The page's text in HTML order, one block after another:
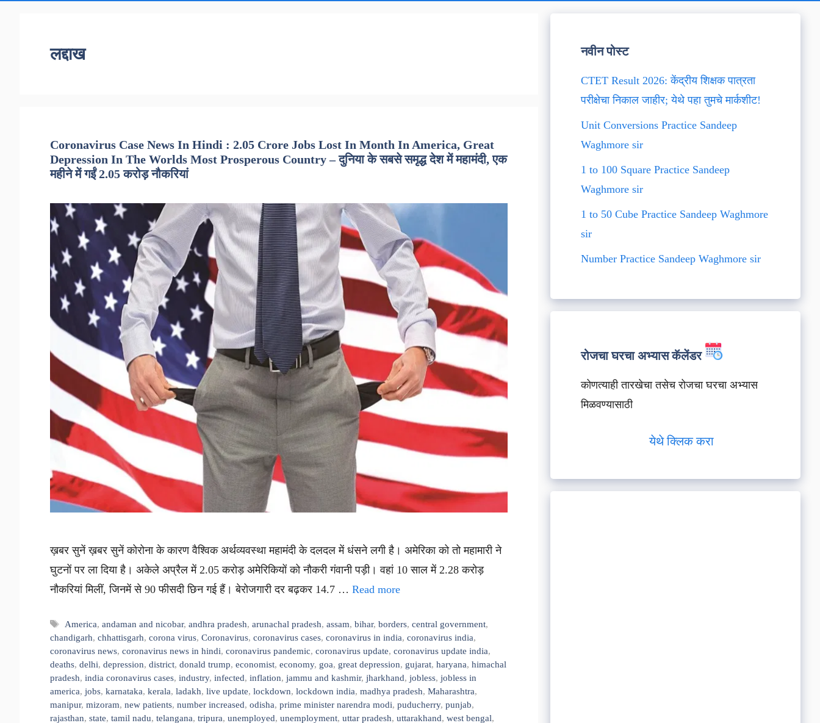
लद्दाख
Coronavirus Case News In Hindi : 2.05 Crore Jobs Lost In Month In America, Great
Depression In The Worlds Most Prosperous Country – दुनिया के सबसे समृद्ध देश में महामंदी, एक
महीने में गईं 2.05 करोड़ नौकरियां
ख़बर सुनें ख़बर सुनें कोरोना के कारण वैश्विक अर्थव्यवस्था महामंदी के दलदल में धंसने लगी है। अमेरिका को तो महामारी ने
घुटनों पर ला दिया है। अकेले अप्रैल में 2.05 करोड़ अमेरिकियों को नौकरी गंवानी पड़ी। वहां 10 साल में 2.28 करोड़
नौकरियां मिलीं, जिनमें से 90 फीसदी छिन गई हैं। बेरोजगारी दर बढ़कर 14.7 … Read more
Tags
America,andaman and nicobar,andhra pradesh,arunachal pradesh,assam,bihar,borders,central government,
chandigarh, chhattisgarh, corona virus, Coronavirus, coronavirus cases, coronavirus in india, coronavirus india,
coronavirus news, coronavirus news in hindi, coronavirus pandemic, coronavirus update, coronavirus update india,
deaths, delhi, depression, district, donald trump, economist, economy, goa, great depression, gujarat, haryana, himachal
pradesh, india coronavirus cases, industry, infected, inflation, jammu and kashmir, jharkhand, jobless, jobless in
america, jobs, karnataka, kerala, ladakh, live update, lockdown, lockdown india, madhya pradesh, Maharashtra,
manipur, mizoram, new patients, number increased, odisha, prime minister narendra modi, puducherry, punjab,
rajasthan, state, tamil nadu, telangana, tripura, unemployed, unemployment, uttar pradesh, uttarakhand, west bengal,
नवीन पोस्ट
CTET Result 2026: केंद्रीय शिक्षक पात्रता
परीक्षेचा निकाल जाहीर; येथे पहा तुमचे मार्कशीट!
Unit Conversions Practice Sandeep
Waghmore sir
1 to 100 Square Practice Sandeep
Waghmore sir
1 to 50 Cube Practice Sandeep Waghmore
sir
Number Practice Sandeep Waghmore sir
रोजचा घरचा अभ्यास कॅलेंडर
कोणत्याही तारखेचा तसेच रोजचा घरचा अभ्यास
मिळवण्यासाठी
येथे क्लिक करा